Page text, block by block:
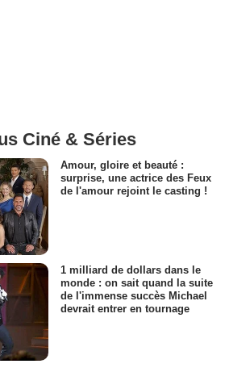
Ciné & Séries
Amour, gloire et beauté :
surprise, une actrice des Feux
de l'amour rejoint le casting !
1 milliard de dollars dans le
monde : on sait quand la suite
de l'immense succès Michael
devrait entrer en tournage